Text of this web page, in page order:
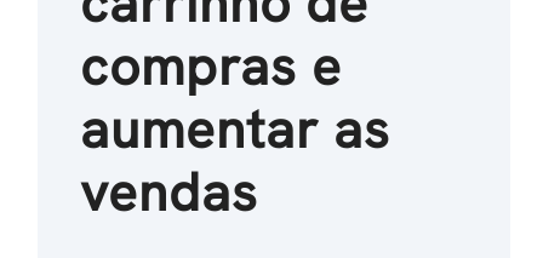
compras e
aumentar as
vendas